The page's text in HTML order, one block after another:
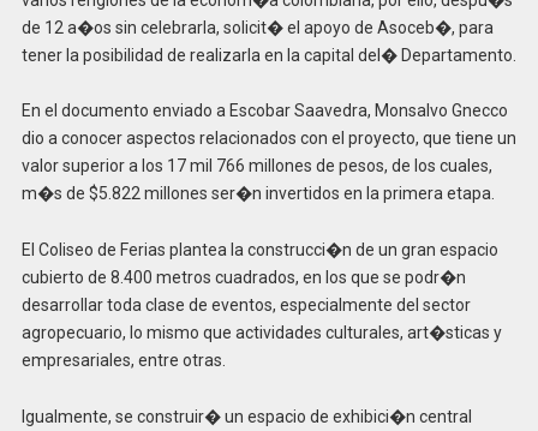
de 12 a�os sin celebrarla, solicit� el apoyo de Asoceb�, para
tener la posibilidad de realizarla en la capital del� Departamento.
En el documento enviado a Escobar Saavedra, Monsalvo Gnecco
dio a conocer aspectos relacionados con el proyecto, que tiene un
valor superior a los 17 mil 766 millones de pesos, de los cuales,
m�s de $5.822 millones ser�n invertidos en la primera etapa.
El Coliseo de Ferias plantea la construcci�n de un gran espacio
cubierto de 8.400 metros cuadrados, en los que se podr�n
desarrollar toda clase de eventos, especialmente del sector
agropecuario, lo mismo que actividades culturales, art�sticas y
empresariales, entre otras.
Igualmente, se construir� un espacio de exhibici�n central